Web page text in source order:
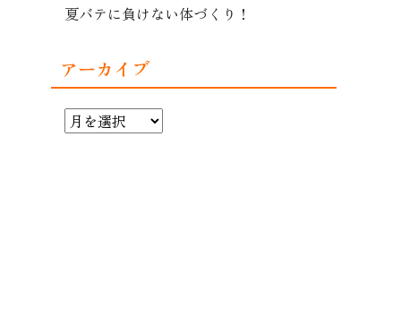
夏バテに負けない体づくり！
アーカイブ
ア